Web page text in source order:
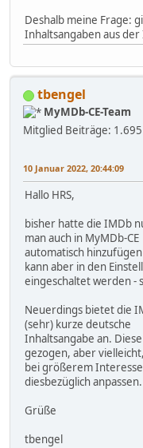
Deshalb meine Frage:
Inhaltsangaben aus
tbengel
MyMDb-CE-Team
Mitglied Beiträge: 1.695
10 Januar 2022, 20:44:09
Hallo HRS,
bisher hatte die IMDb
man auch in MyMDb-CE
automatisch
kann aber in den
eingeschaltet werden -
Neuerdings bietet die
(sehr) kurze deutsche
Inhaltsangabe an.
gezogen, aber vielleicht,
bei größerem
diesbezüglich anpassen.
Grüße
tbengel